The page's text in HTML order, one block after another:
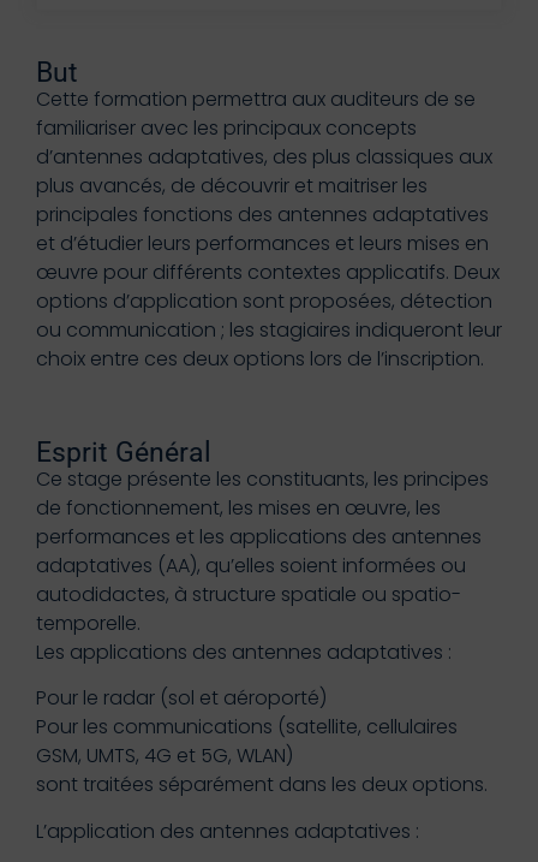
But
Cette formation permettra aux auditeurs de se
familiariser avec les principaux concepts
d’antennes adaptatives, des plus classiques aux
plus avancés, de découvrir et maitriser les
principales fonctions des antennes adaptatives
et d’étudier leurs performances et leurs mises en
œuvre pour différents contextes applicatifs. Deux
options d’application sont proposées, détection
ou communication ; les stagiaires indiqueront leur
choix entre ces deux options lors de l’inscription.
Esprit Général
Ce stage présente les constituants, les principes
de fonctionnement, les mises en œuvre, les
performances et les applications des antennes
adaptatives (AA), qu’elles soient informées ou
autodidactes, à structure spatiale ou spatio-
temporelle.
Les applications des antennes adaptatives :
Pour le radar (sol et aéroporté)
Pour les communications (satellite, cellulaires
GSM, UMTS, 4G et 5G, WLAN)
sont traitées séparément dans les deux options.
L’application des antennes adaptatives :